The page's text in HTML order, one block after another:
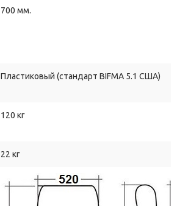
700 мм.
Пластиковый (стандарт BIFMA 5.1 США)
120 кг
22 кг